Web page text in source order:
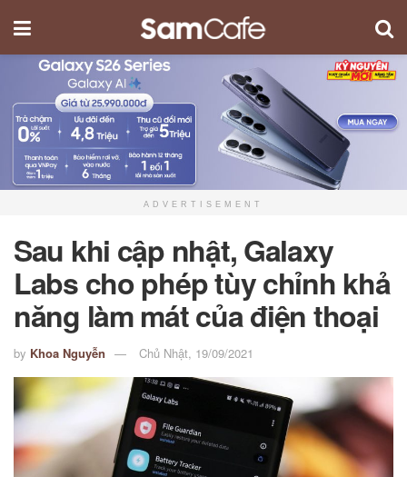
ADVERTISEMENT
Sau khi cập nhật, Galaxy
Labs cho phép tùy chỉnh khả
năng làm mát của điện thoại
by Khoa Nguyễn Chủ Nhật, 19/09/2021